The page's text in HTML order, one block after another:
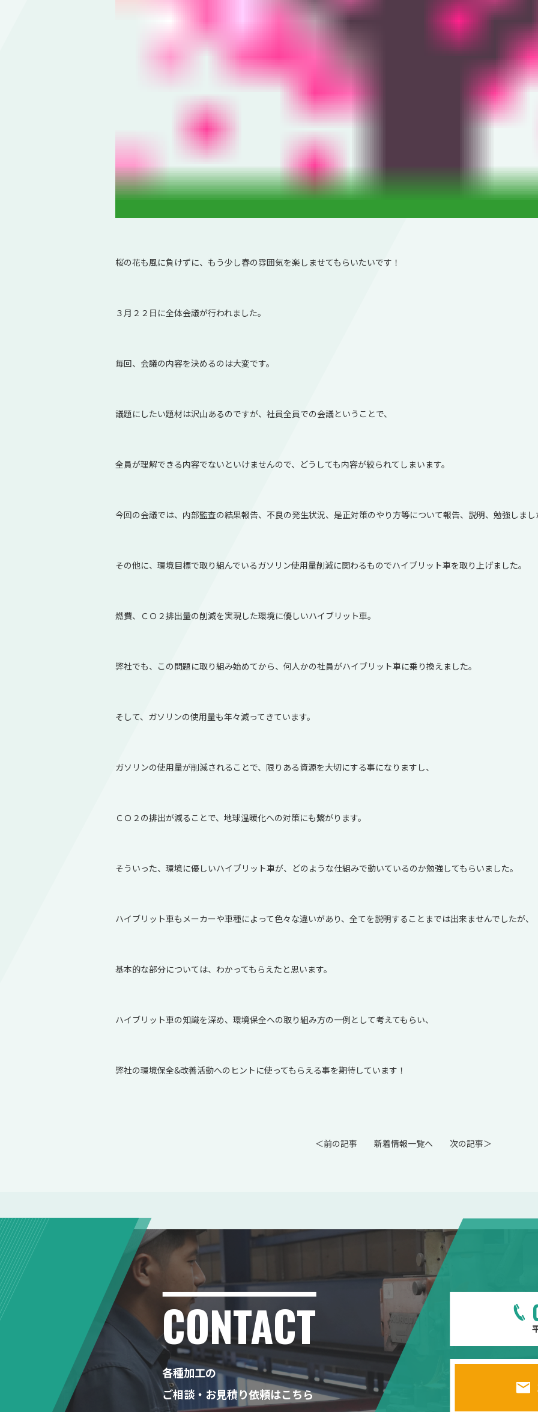
桜の花も風に負けずに、もう少し春の雰囲気を楽しませてもらいたいです！
３月２２日に全体会議が行われました。
毎回、会議の内容を決めるのは大変です。
議題にしたい題材は沢山あるのですが、社員全員での会議ということで、
全員が理解できる内容でないといけませんので、どうしても内容が絞られてしまいます。
今回の会議では、内部監査の結果報告、不良の発生状況、是正対策のやり方等について報告、説明、勉強しまし
その他に、環境目標で取り組んでいるガソリン使用量削減に関わるものでハイブリット車を取り上げました。
燃費、ＣＯ２排出量の削減を実現した環境に優しいハイブリット車。
弊社でも、この問題に取り組み始めてから、何人かの社員がハイブリット車に乗り換えました。
そして、ガソリンの使用量も年々減ってきています。
ガソリンの使用量が削減されることで、限りある資源を大切にする事になりますし、
ＣＯ２の排出が減ることで、地球温暖化への対策にも繋がります。
そういった、環境に優しいハイブリット車が、どのような仕組みで動いているのか勉強してもらいました。
ハイブリット車もメーカーや車種によって色々な違いがあり、全てを説明することまでは出来ませんでしたが、
基本的な部分については、わかってもらえたと思います。
ハイブリット車の知識を深め、環境保全への取り組み方の一例として考えてもらい、
弊社の環境保全&改善活動へのヒントに使ってもらえる事を期待しています！
＜前の記事 新着情報一覧へ 次の記事＞
CONTACT
各種加工の
ご相談・お見積り依頼はこちら